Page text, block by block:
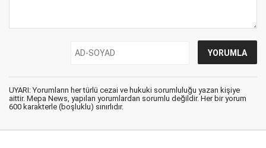
UYARI: Yorumların her türlü cezai ve hukuki sorumluluğu yazan kişiye
aittir. Mepa News, yapılan yorumlardan sorumlu değildir. Her bir yorum
600 karakterle (boşluklu) sınırlıdır.